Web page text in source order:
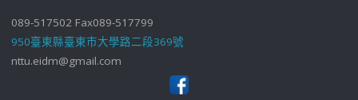
089-517502 Fax089-517799
950臺東縣臺東市大學路二段369號
nttu.eidm@gmail.com